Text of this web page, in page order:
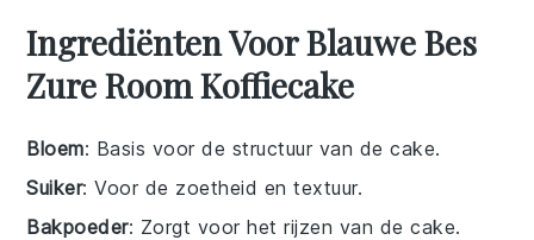
Ingrediënten Voor Blauwe Bes
Zure Room Koffiecake
Bloem: Basis voor de structuur van de cake.
Suiker: Voor de zoetheid en textuur.
Bakpoeder: Zorgt voor het rijzen van de cake.